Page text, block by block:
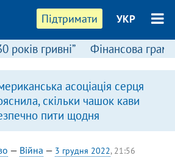
Підтримати УКР
років гривні” Фінансова
асоціація серця
скільки чашок кави
пити щодня
— Війна — 3 грудня 2022, 21:56